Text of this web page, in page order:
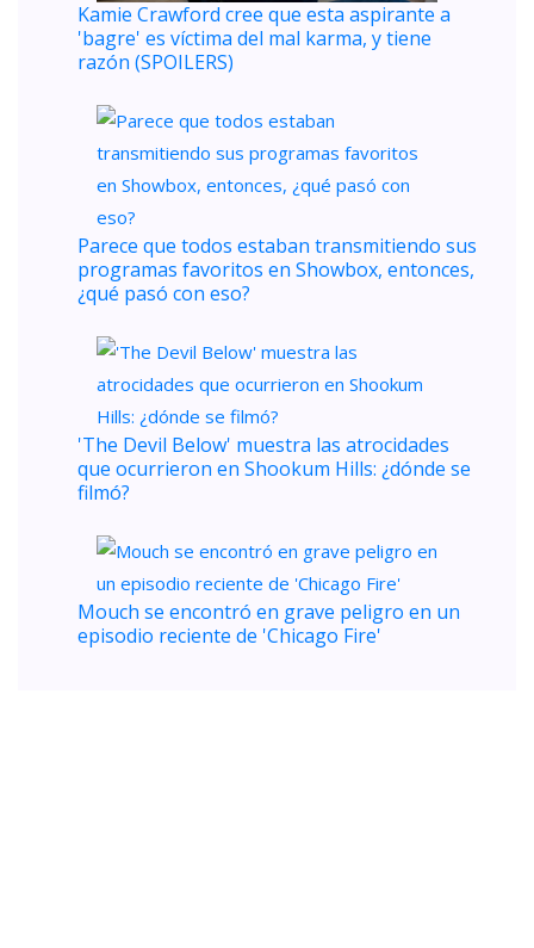
Kamie Crawford cree que esta aspirante a
'bagre' es víctima del mal karma, y ​​tiene
razón (SPOILERS)
Parece que todos estaban transmitiendo sus
programas favoritos en Showbox, entonces,
¿qué pasó con eso?
'The Devil Below' muestra las atrocidades
que ocurrieron en Shookum Hills: ¿dónde se
filmó?
Mouch se encontró en grave peligro en un
episodio reciente de 'Chicago Fire'